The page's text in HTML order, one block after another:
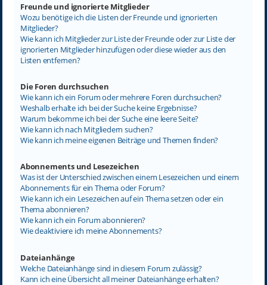
Freunde und ignorierte Mitglieder
Wozu benötige ich die Listen der Freunde und ignorierten
Mitglieder?
Wie kann ich Mitglieder zur Liste der Freunde oder zur Liste der
ignorierten Mitglieder hinzufügen oder diese wieder aus den
Listen entfernen?
Die Foren durchsuchen
Wie kann ich ein Forum oder mehrere Foren durchsuchen?
Weshalb erhalte ich bei der Suche keine Ergebnisse?
Warum bekomme ich bei der Suche eine leere Seite?
Wie kann ich nach Mitgliedern suchen?
Wie kann ich meine eigenen Beiträge und Themen finden?
Abonnements und Lesezeichen
Was ist der Unterschied zwischen einem Lesezeichen und einem
Abonnements für ein Thema oder Forum?
Wie kann ich ein Lesezeichen auf ein Thema setzen oder ein
Thema abonnieren?
Wie kann ich ein Forum abonnieren?
Wie deaktiviere ich meine Abonnements?
Dateianhänge
Welche Dateianhänge sind in diesem Forum zulässig?
Kann ich eine Übersicht all meiner Dateianhänge erhalten?